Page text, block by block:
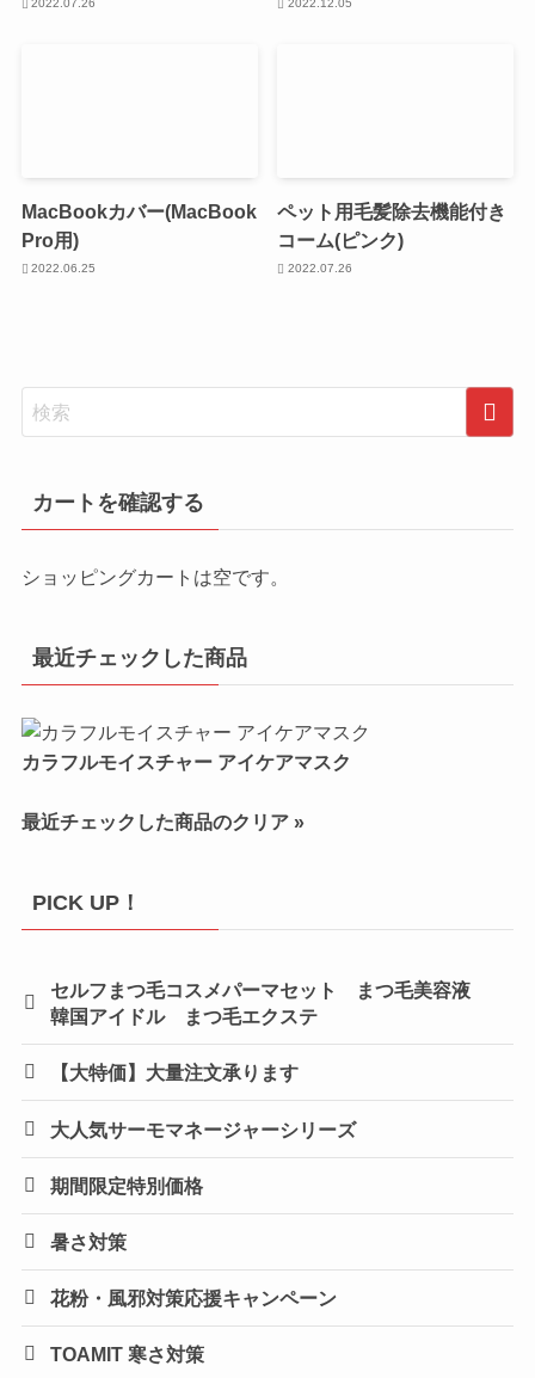
2022.07.26 2022.12.05
MacBookカバー(MacBook
Pro用)
2022.06.25
ペット用毛髪除去機能付き
コーム(ピンク)
2022.07.26
カートを確認する
ショッピングカートは空です。
最近チェックした商品
カラフルモイスチャー アイケアマスク
最近チェックした商品のクリア »
PICK UP！
セルフまつ毛コスメパーマセット まつ毛美容液
韓国アイドル まつ毛エクステ
【大特価】大量注文承ります
大人気サーモマネージャーシリーズ
期間限定特別価格
暑さ対策
花粉・風邪対策応援キャンペーン
TOAMIT 寒さ対策